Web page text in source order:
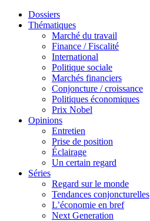
Dossiers
Thématiques
Marché du travail
Finance / Fiscalité
International
Politique sociale
Marchés financiers
Conjoncture / croissance
Politiques économiques
Prix Nobel
Opinions
Entretien
Prise de position
Éclairage
Un certain regard
Séries
Regard sur le monde
Tendances conjoncturelles
L’économie en bref
Next Generation